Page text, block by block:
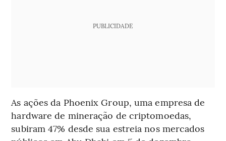
PUBLICIDADE
As ações da Phoenix Group, uma empresa de
hardware de mineração de criptomoedas,
subiram 47% desde sua estreia nos mercados